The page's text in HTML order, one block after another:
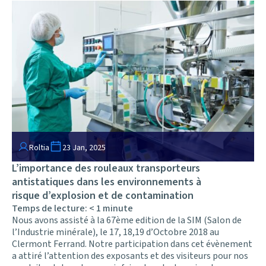
Roltia 23 Jan, 2025
L’importance des rouleaux transporteurs
antistatiques dans les environnements à
risque d’explosion et de contamination
Temps de lecture: < 1 minute
Nous avons assisté à la 67ème edition de la SIM (Salon de
l’Industrie minérale), le 17, 18,19 d’Octobre 2018 au
Clermont Ferrand. Notre participation dans cet évènement
a attiré l’attention des exposants et des visiteurs pour nos